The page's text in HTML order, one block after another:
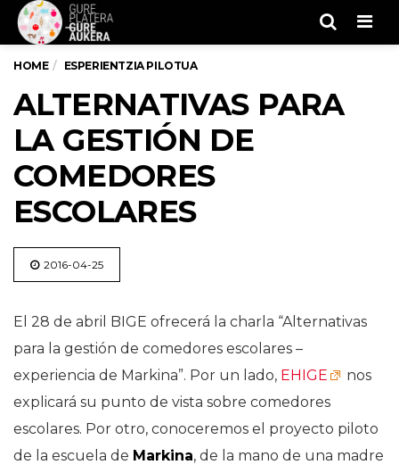
HOME ESPERIENTZIA PILOTUA
ALTERNATIVAS PARA
LA GESTIÓN DE
COMEDORES
ESCOLARES
2016-04-25
El 28 de abril BIGE ofrecerá la charla “Alternativas
para la gestión de comedores escolares –
experiencia de Markina”. Por un lado, EHIGE
nos
explicará su punto de vista sobre comedores
escolares. Por otro, conoceremos el proyecto piloto
de la escuela de Markina, de la mano de una madre